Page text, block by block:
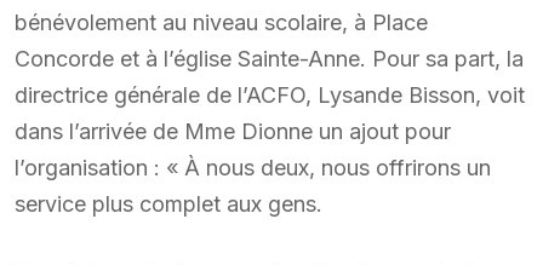
bénévolement au niveau scolaire, à Place
Concorde et à l’église Sainte-Anne. Pour sa part, la
directrice générale de l’ACFO, Lysande Bisson, voit
dans l’arrivée de Mme Dionne un ajout pour
l’organisation : « À nous deux, nous offrirons un
service plus complet aux gens.